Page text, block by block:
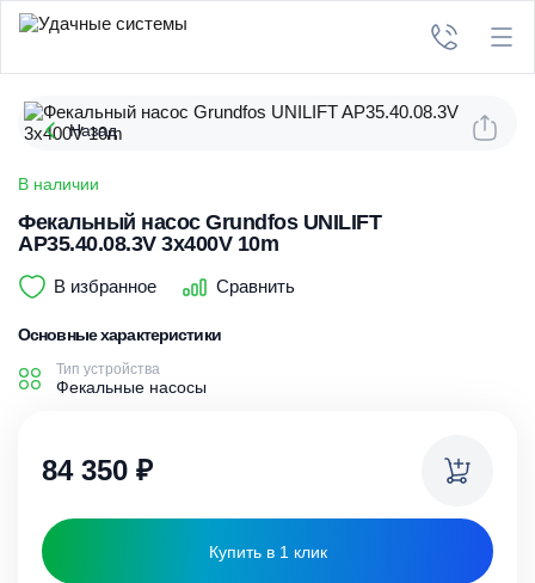
Назад
В наличии
Фекальный насос Grundfos UNILIFT
AP35.40.08.3V 3x400V 10m
В избранное Сравнить
Основные характеристики
Тип устройства
Фекальные насосы
84 350 ₽
Купить в 1 клик